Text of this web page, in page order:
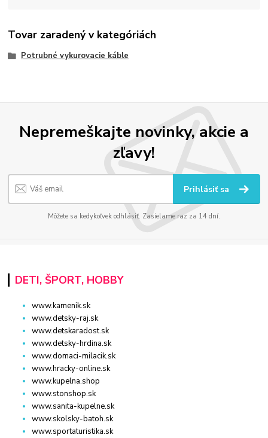
Tovar zaradený v kategóriách
Potrubné vykurovacie káble
Nepremeškajte novinky, akcie a
zľavy!
Prihlásiť sa
Môžete sa kedykoľvek odhlásiť. Zasielame raz za 14 dní.
DETI, ŠPORT, HOBBY
www.kamenik.sk
www.detsky-raj.sk
www.detskaradost.sk
www.detsky-hrdina.sk
www.domaci-milacik.sk
www.hracky-online.sk
www.kupelna.shop
www.stonshop.sk
www.sanita-kupelne.sk
www.skolsky-batoh.sk
www.sportaturistika.sk